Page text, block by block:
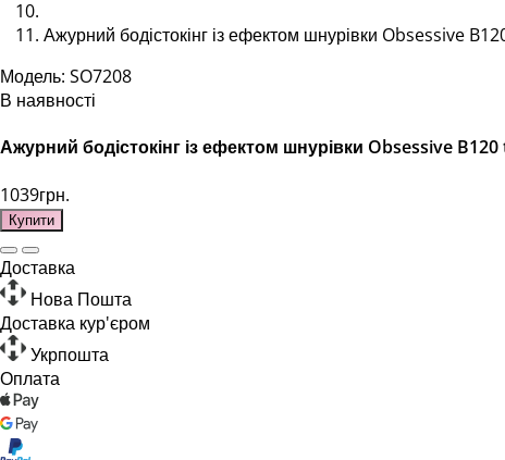
Ажурний бодістокінг із ефектом шнурівки Obsessive
Модель: SO7208
В наявності
Ажурний бодістокінг із ефектом шнурівки Obsessive
1039грн.
Купити
Доставка
Нова Пошта
Доставка кур'єром
Укрпошта
Оплата